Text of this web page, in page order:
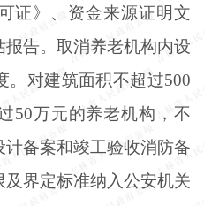
证》、资金来源证明文
告。取消养老机构内设
。对建筑面积不超过500
50万元的养老机构，不
备案和竣工验收消防备
界定标准纳入公安机关